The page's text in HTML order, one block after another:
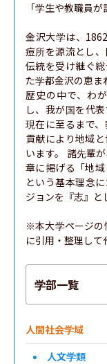
「学生や教職員
金沢大学は、
痘所を源流とし
伝統を受け継ぐ
た学都金沢の恵
歴史の中で、わ
し、我が国を代
現在に至るまで
貢献により地域
います。 諸先輩
章に掲げる「地
という基本理念
ジョンを『志』と
※本大学ページの
に引用・整理して
学部一覧
人間社会学域
人文学類